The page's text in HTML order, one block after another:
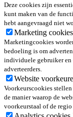
Deze cookies zijn
kunt maken van de
hebt aangevraagd niet
Marketing cookies
Marketingcookies
bedoeling is om
individuele gebruiker en
adverteerders.
Website
Voorkeurscookies
de manier waarop de
voorkeurstaal of de